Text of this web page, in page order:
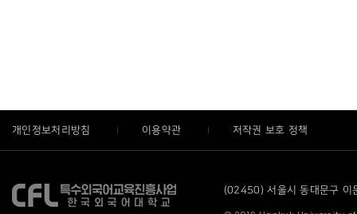
개인정보처리방침 이용약관 저작권 보호 정책
(02450) 서울시 동대문구